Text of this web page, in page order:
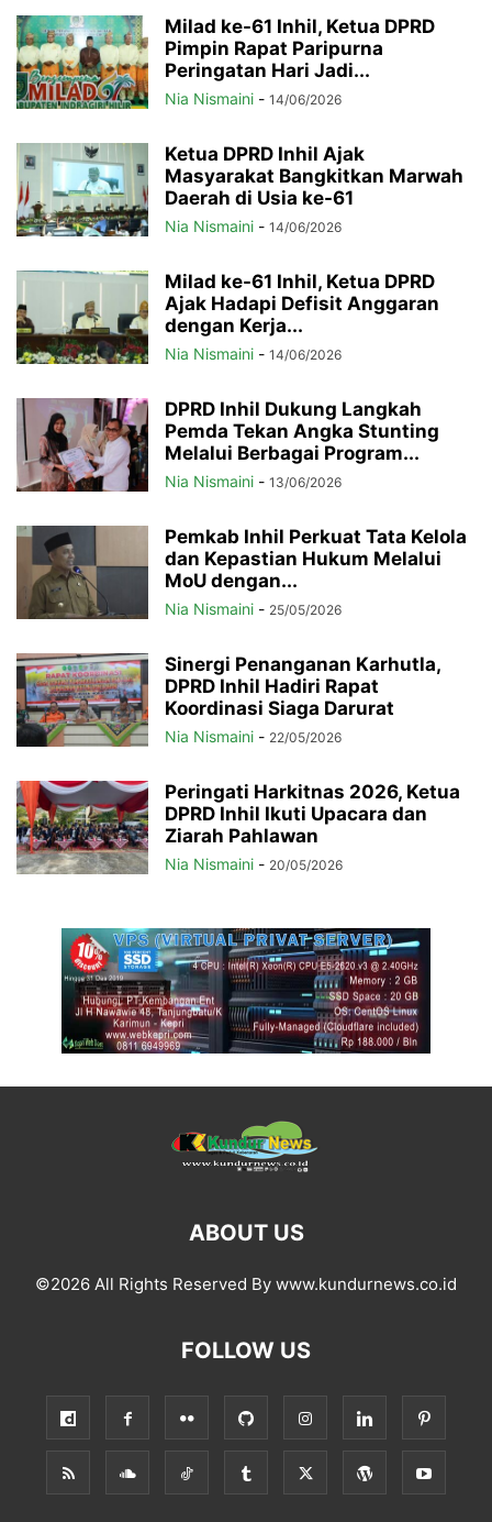
Milad ke-61 Inhil, Ketua DPRD
Pimpin Rapat Paripurna
Peringatan Hari Jadi...
Nia Nismaini - 14/06/2026
Ketua DPRD Inhil Ajak
Masyarakat Bangkitkan Marwah
Daerah di Usia ke-61
Nia Nismaini - 14/06/2026
Milad ke-61 Inhil, Ketua DPRD
Ajak Hadapi Defisit Anggaran
dengan Kerja...
Nia Nismaini - 14/06/2026
DPRD Inhil Dukung Langkah
Pemda Tekan Angka Stunting
Melalui Berbagai Program...
Nia Nismaini - 13/06/2026
Pemkab Inhil Perkuat Tata Kelola
dan Kepastian Hukum Melalui
MoU dengan...
Nia Nismaini - 25/05/2026
Sinergi Penanganan Karhutla,
DPRD Inhil Hadiri Rapat
Koordinasi Siaga Darurat
Nia Nismaini - 22/05/2026
Peringati Harkitnas 2026, Ketua
DPRD Inhil Ikuti Upacara dan
Ziarah Pahlawan
Nia Nismaini - 20/05/2026
ABOUT US
©2026 All Rights Reserved By www.kundurnews.co.id
FOLLOW US